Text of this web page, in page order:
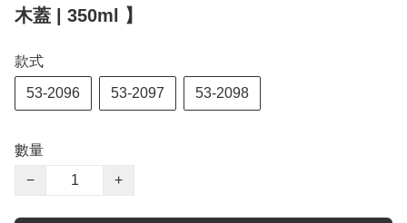
木蓋 | 350ml 】
款式
53-2096 53-2097 53-2098
數量
−
+